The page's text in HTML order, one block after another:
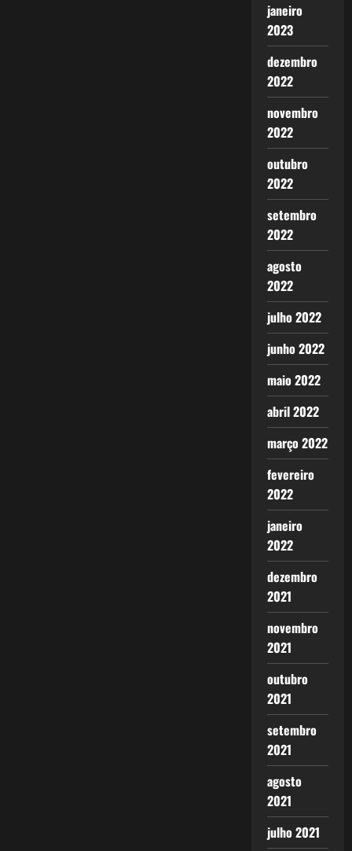
janeiro
2023
dezembro
2022
novembro
2022
outubro
2022
setembro
2022
agosto
2022
julho 2022
junho 2022
maio 2022
abril 2022
março 2022
fevereiro
2022
janeiro
2022
dezembro
2021
novembro
2021
outubro
2021
setembro
2021
agosto
2021
julho 2021